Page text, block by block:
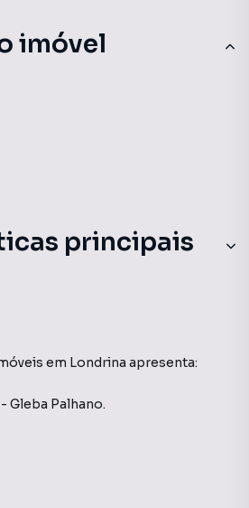
imóvel
principais
em Londrina apresenta:
Gleba Palhano.
com fachada ampla e vista